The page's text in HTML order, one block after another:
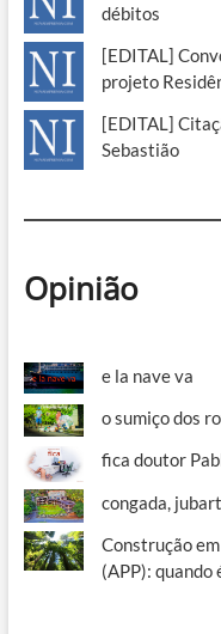
débitos
[EDITAL]
projeto
[EDITAL]
Sebastião
Opinião
e la nave va
o sumiço dos
fica doutor
congada,
Construção
(APP):